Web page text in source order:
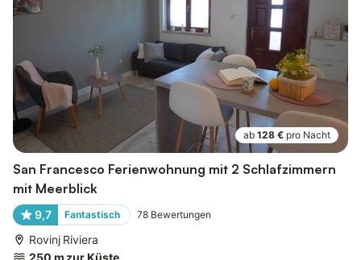
ab 128 € pro Nacht
San Francesco Ferienwohnung mit 2 Schlafzimmern
mit Meerblick
9,7 Fantastisch 78 Bewertungen
Rovinj Riviera